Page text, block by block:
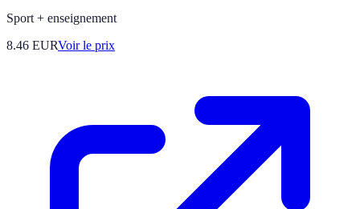
Sport + enseignement
8.46 EURVoir le prix